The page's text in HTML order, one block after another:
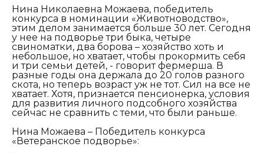
Нина Николаевна Можаева, победитель
конкурса в номинации «Животноводство»,
этим делом занимается больше 30 лет. Сегодня
у нее на подворье три быка, четыре
свиноматки, два борова – хозяйство хоть и
небольшое, но хватает, чтобы прокормить себя
и три семьи детей, - говорит фермерша. В
разные годы она держала до 20 голов разного
скота, но теперь возраст уж не тот. Сил на все не
хватает. Хотя, признается пенсионерка, условия
для развития личного подсобного хозяйства
сейчас не сравнить с теми, что были раньше.
Нина Можаева – Победитель конкурса
«Ветеранское подворье»: